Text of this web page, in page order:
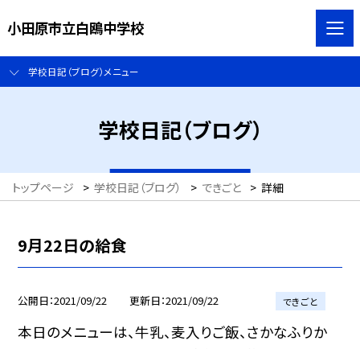
小田原市立白鴎中学校
学校日記（ブログ）メニュー
学校日記（ブログ）
トップページ > 学校日記（ブログ） > できごと > 詳細
9月22日の給食
公開日 2021/09/22 更新日 2021/09/22 できごと
本日のメニューは、牛乳、麦入りご飯、さかなふりか